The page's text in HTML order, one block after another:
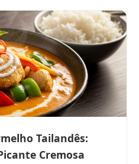
Tailandês:
Cremosa